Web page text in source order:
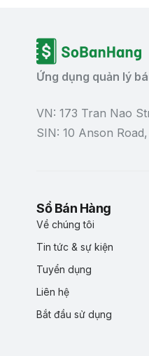
Ứng dụng quản lý
VN: 173 Tran Nao
SIN: 10 Anson
Sổ Bán Hàng
Về chúng tôi
Tin tức & sự kiện
Tuyển dụng
Liên hệ
Bắt đầu sử dụng